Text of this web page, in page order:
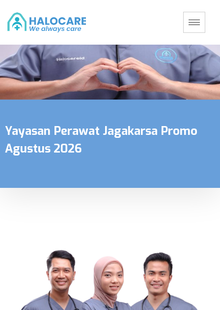
Yayasan Perawat Jagakarsa Promo
Agustus 2026